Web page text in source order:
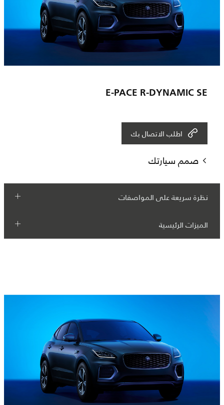
E-PACE R-DYNAMIC SE
اطلب الاتصال بك
صمم سيارتك
نظرة سريعة على المواصفات
الميزات الرئيسية